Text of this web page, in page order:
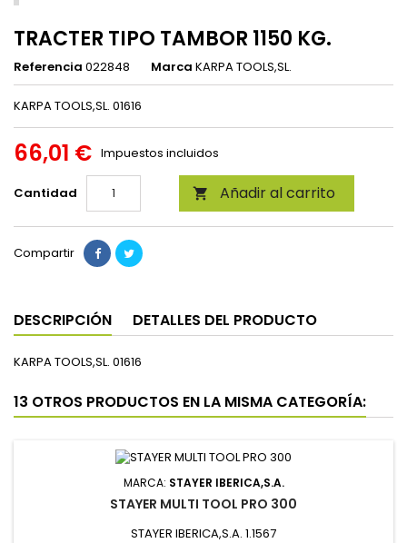
TRACTER TIPO TAMBOR 1150 KG.
Referencia 022848 Marca KARPA TOOLS,SL.
KARPA TOOLS,SL. 01616
66,01 € Impuestos incluidos
Cantidad  Añadir al carrito
Compartir
DESCRIPCIÓN DETALLES DEL PRODUCTO
KARPA TOOLS,SL. 01616
13 OTROS PRODUCTOS EN LA MISMA CATEGORÍA:
MARCA: STAYER IBERICA,S.A.
STAYER MULTI TOOL PRO 300
STAYER IBERICA,S.A. 1.1567